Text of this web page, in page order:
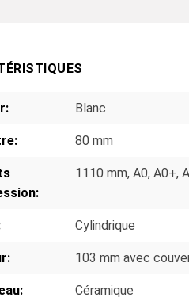
Blanc
80 mm
1110 mm, A0, A0+,
Cylindrique
103 mm avec
Céramique